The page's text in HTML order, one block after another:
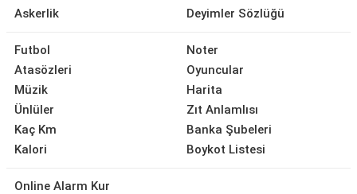
Askerlik
Deyimler Sözlüğü
Futbol
Atasözleri
Müzik
Ünlüler
Kaç Km
Kalori
Noter
Oyuncular
Harita
Zıt Anlamlısı
Banka Şubeleri
Boykot Listesi
Online Alarm Kur